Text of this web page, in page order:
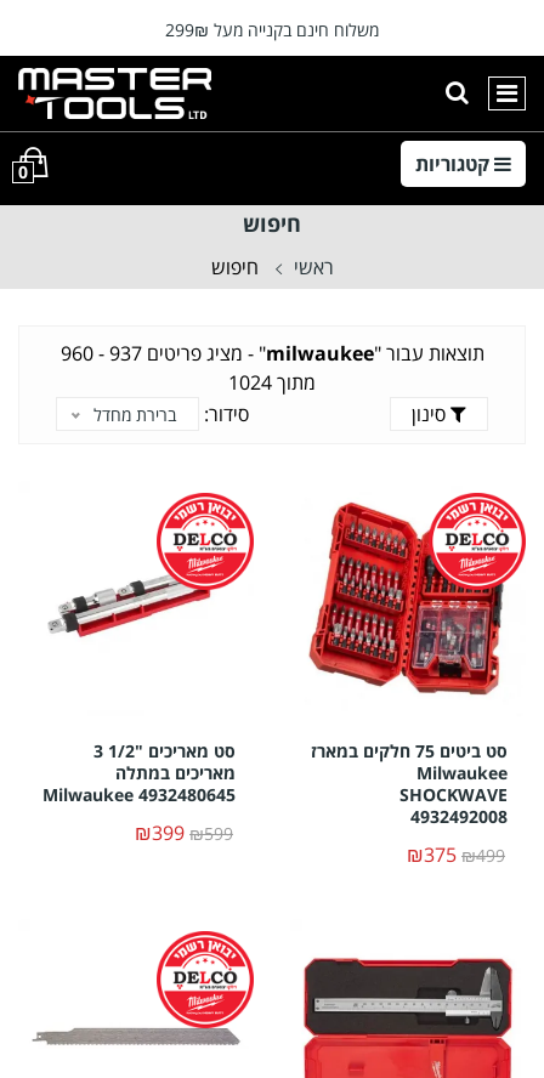
⭐המוצרים מתעדכנים מידי יום ⭐
משלוח חינם בקנייה מעל 299₪
ניווט ראשיהצגת חיפוש
0
חיפוש
ראשי חיפוש
תוצאות עבור "milwaukee
" -
מציג פריטים 937 - 960
מתוך 1024
סינון
סידור: ברירת מחדל
סט ביטים 75 חלקים במארז
Milwaukee
SHOCKWAVE
4932492008
₪499
₪375
סט מאריכים "1/2 3
מאריכים במתלה
Milwaukee 4932480645
₪599
₪399